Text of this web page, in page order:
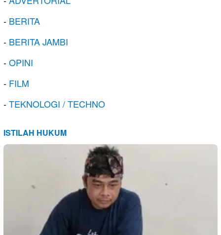
- BERITA
- BERITA JAMBI
-OPINI
- FILM
-TEKNOLOGI / TECHNO
ISTILAH HUKUM